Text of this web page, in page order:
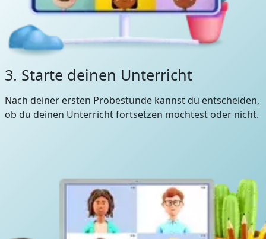
3. Starte deinen Unterricht
Nach deiner ersten Probestunde kannst du entscheiden,
ob du deinen Unterricht fortsetzen möchtest oder nicht.